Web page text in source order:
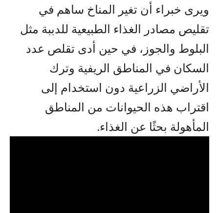
ويرى خبراء أن تغير المناخ ساهم في
تقليص مصادر الغذاء الطبيعية للدببة مثل
البلوط والجوز، في حين أدى تقلص عدد
السكان في المناطق الريفية وترك
الأراضي الزراعية دون استخدام إلى
اقتراب هذه الحيوانات من المناطق
المأهولة بحثًا عن الغذاء.